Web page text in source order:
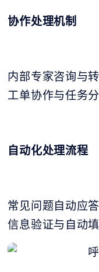
协作处理机制
内部专家咨询与
工单协作与任务
自动化处理流程
常见问题自动应
信息验证与自动